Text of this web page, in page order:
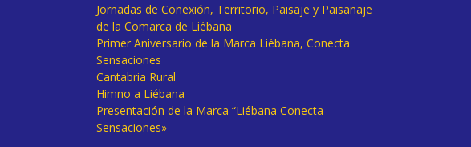
Jornadas de Conexión, Territorio, Paisaje y Paisanaje
de la Comarca de Liébana
Primer Aniversario de la Marca Liébana, Conecta
Sensaciones
Cantabria Rural
Himno a Liébana
Presentación de la Marca “Liébana Conecta
Sensaciones»